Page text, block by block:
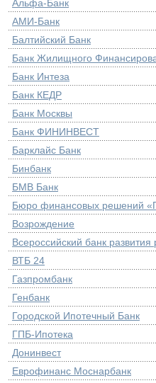
Альфа-Банк
АМИ-Банк
Балтийский Банк
Банк Жилищного
Банк Интеза
Банк КЕДР
Банк Москвы
Банк ФИНИНВЕСТ
Барклайс Банк
Бинбанк
БМВ Банк
Бюро финансовых решений
Возрождение
Всероссийский банк развития
ВТБ 24
Газпромбанк
Генбанк
Городской Ипотечный Банк
ГПБ-Ипотека
Донинвест
Еврофинанс Моснарбанк